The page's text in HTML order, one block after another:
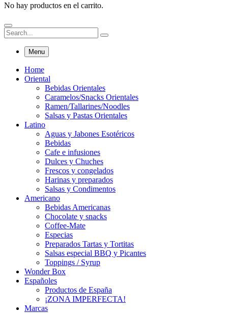
No hay productos en el carrito.
Menu
Home
Oriental
Bebidas Orientales
Caramelos/Snacks Orientales
Ramen/Tallarines/Noodles
Salsas y Pastas Orientales
Latino
Aguas y Jabones Esotéricos
Bebidas
Cafe e infusiones
Dulces y Chuches
Frescos y congelados
Harinas y preparados
Salsas y Condimentos
Americano
Bebidas Americanas
Chocolate y snacks
Coffee-Mate
Especias
Preparados Tartas y Tortitas
Salsas especial BBQ y Picantes
Toppings / Syrup
Wonder Box
Españoles
Productos de España
¡ZONA IMPERFECTA!
Marcas